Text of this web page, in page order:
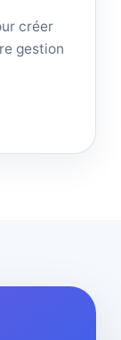
créer
gestion